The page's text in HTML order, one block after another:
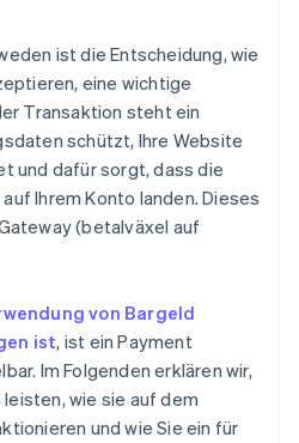
für Ihren Tech-Stack
Überraschungen
Branding
ist die Entscheidung, wie
eine wichtige
Transaktion steht ein
schützt, Ihre Website
und dafür sorgt, dass die
Ihrem Konto landen. Dieses
(betalväxel auf
von Bargeld
ist, ist ein Payment
Im Folgenden erklären wir,
wie sie auf dem
und wie Sie ein für